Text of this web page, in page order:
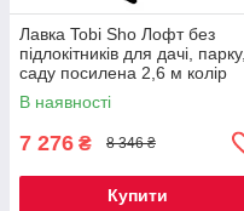
Лавка Tobi Sho Лофт без
підлокітників для дачі, парку,
саду посилена 2,6 м колір
каштан
В наявності
7 276 ₴ 8 346 ₴
Купити